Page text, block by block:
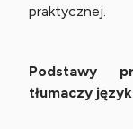
praktycznej.
Podstawy
tłumaczy